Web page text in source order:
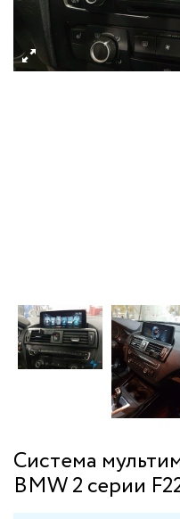
Система
BMW 2 серии